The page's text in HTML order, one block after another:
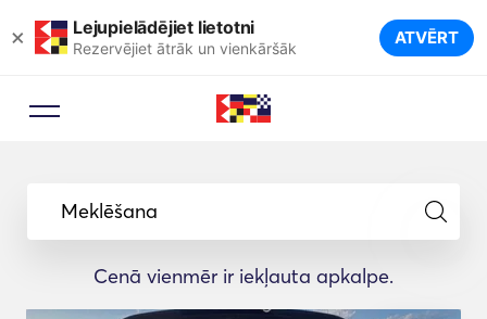
× Lejupielādējiet lietotni
Rezervējiet ātrāk un vienkāršāk ATVĒRT
Meklēšana
Cenā vienmēr ir iekļauta apkalpe.